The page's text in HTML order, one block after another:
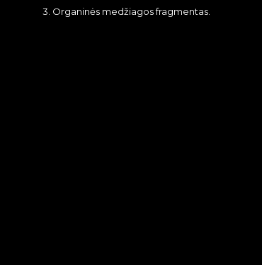
3. Organinės medžiagos fragmentas.